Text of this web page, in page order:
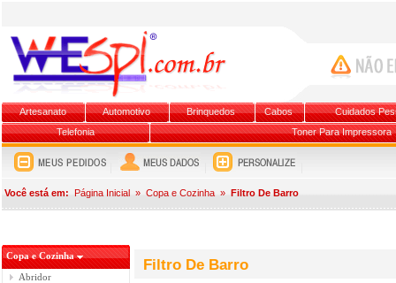
Artesanato Automotivo Brinquedos Cabos
Cuidados
Telefonia
Toner Para Impressora
Você está em: Página Inicial » Copa e Cozinha » Filtro De Barro
Copa e Cozinha
Abridor
Filtro De Barro